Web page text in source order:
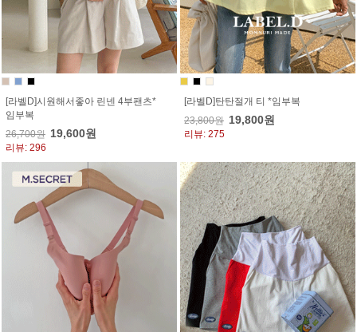
[라벨D]시원해서좋아 린넨 4부팬츠*
임부복
26,700원 19,600원
리뷰: 296
[라벨D]탄탄절개 티 *임부복
23,800원 19,800원
리뷰: 275